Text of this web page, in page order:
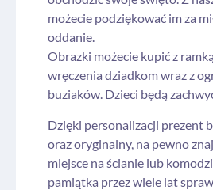
możecie podziękować im za
oddanie.
Obrazki możecie kupić z
wręczenia dziadkom wraz z
buziaków. Dzieci będą
Dzięki personalizacji prezent
oraz oryginalny, na pewno
miejsce na ścianie lub
pamiątka przez wiele lat